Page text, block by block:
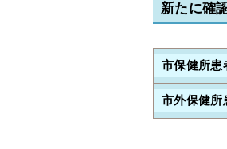
新たに確
市保健所患
市外保健所